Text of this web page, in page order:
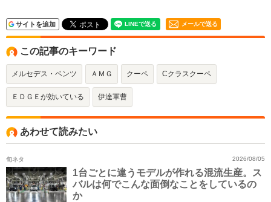
サイトを追加 メールで送る
この記事のキーワード
メルセデス・ベンツ ＡＭＧ クーペ Cクラスクーペ
ＥＤＧＥが効いている 伊達軍曹
あわせて読みたい
旬ネタ
1台ごとに違うモデルが作れる混流生産。ス
バルは何でこんな面倒なことをしているの
か
2026/08/05